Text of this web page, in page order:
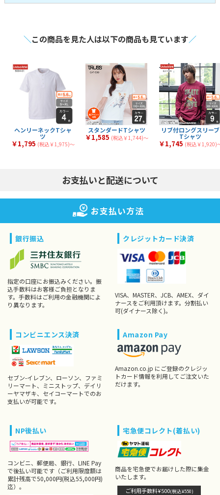
長袖Tシャツ
全41商品 激安Tシャツ
全 7商品
全44 メンズTシャツ
全59商品
タンクトップ
6商品
シルクスクリーンTシ
ャツ
全8商品
フルグラフィックTシ
ャツ
1商品
トライブレンドTシャ
ツ
全1商品
マックスウェイトTシ
ャツ
7商品 七分袖Tシャツ
全 2商品
スリムフィットTシャ
ツ
3商品 厚手Tシャツ
全40商品
薄手Tシャツ
34 商品 中厚Tシャツ
全39商品
イベント向けTシャツ
14商品
文化祭・体育祭Tシャ
ツ
全18商品
＼この商品を見た人は以下の商品も見ています／
ヘンリーネックTシャ
ツ
￥1,795 (税込￥1,975)〜
スタンダードTシャツ
￥1,585 (税込￥1,744)〜
リブ付ロングスリーブ
Tシャツ
￥1,745 (税込￥1,920)
お支払いと配送について
お支払い方法
銀行振込
指定の口座にお振込みください。振
込手数料はお客様ご負担となりま
す。手数料はご利用の金融機関によ
り異なります。
クレジットカード決済
VISA、MASTER、JCB、AMEX、ダイ
ナースをご利用頂けます。分割払い
可(ダイナース除く)。
コンビニエンス決済
セブン-イレブン、ローソン、ファミ
リーマート、ミニストップ、デイリ
ーヤマザキ、セイコーマートでのお
支払いが可能です。
Amazon Pay
Amazon.co.jp にご登録のクレジッ
トカード情報を利用してご注文いた
だけます。
NP後払い
コンビニ、郵便局、銀行、LINE Pay
で後払い可能です（ご利用限度額は
累計残高で50,000円(税込55,000円)
迄）。
宅急便コレクト(着払い)
商品を宅急便でお届けした際に集金
いたします。
ご利用手数料¥500(税込¥550)